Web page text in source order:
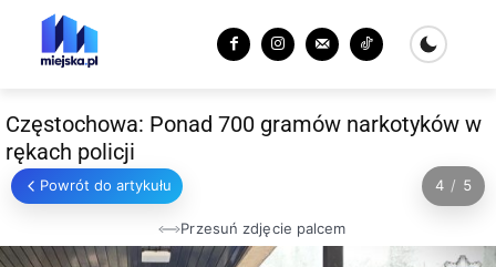
Częstochowa: Ponad 700 gramów narkotyków w
rękach policji
Powrót do artykułu 4 / 5
Przesuń zdjęcie palcem